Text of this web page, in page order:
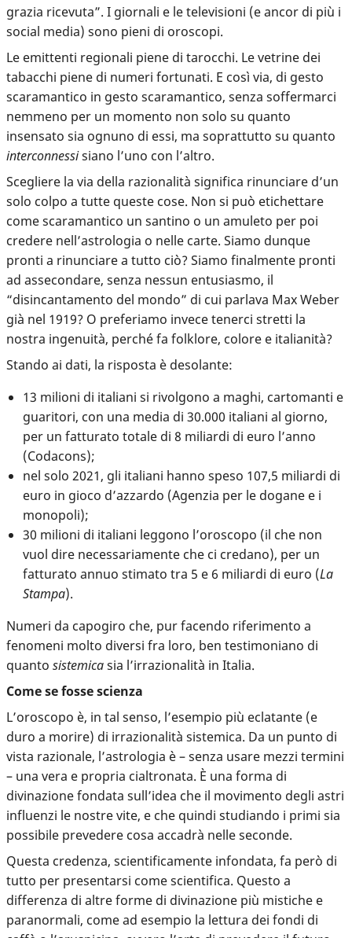
grazia ricevuta”. I giornali e le televisioni (e ancor di più i
social media) sono pieni di oroscopi.
Le emittenti regionali piene di tarocchi. Le vetrine dei
tabacchi piene di numeri fortunati. E così via, di gesto
scaramantico in gesto scaramantico, senza soffermarci
nemmeno per un momento non solo su quanto
insensato sia ognuno di essi, ma soprattutto su quanto
interconnessisiano l’uno con l’altro.
Scegliere la via della razionalità significa rinunciare d’un
solo colpo a tutte queste cose. Non si può etichettare
come scaramantico un santino o un amuleto per poi
credere nell’astrologia o nelle carte. Siamo dunque
pronti a rinunciare a tutto ciò? Siamo finalmente pronti
ad assecondare, senza nessun entusiasmo, il
“disincantamento del mondo” di cui parlava Max Weber
già nel 1919? O preferiamo invece tenerci stretti la
nostra ingenuità, perché fa folklore, colore e italianità?
Stando ai dati, la risposta è desolante:
13 milioni di italiani si rivolgono a maghi, cartomanti e
guaritori, con una media di 30.000 italiani al giorno,
per un fatturato totale di 8 miliardi di euro l’anno
(Codacons);
nel solo 2021, gli italiani hanno speso 107,5 miliardi di
euro in gioco d’azzardo (Agenzia per le dogane e i
monopoli);
30 milioni di italiani leggono l’oroscopo (il che non
vuol dire necessariamente che ci credano), per un
fatturato annuo stimato tra 5 e 6 miliardi di euro (La
Stampa).
Numeri da capogiro che, pur facendo riferimento a
fenomeni molto diversi fra loro, ben testimoniano di
quanto sistemicasia l’irrazionalità in Italia.
Come se fosse scienza
L’oroscopo è, in tal senso, l’esempio più eclatante (e
duro a morire) di irrazionalità sistemica. Da un punto di
vista razionale, l’astrologia è – senza usare mezzi termini
– una vera e propria cialtronata. È una forma di
divinazione fondata sull’idea che il movimento degli astri
influenzi le nostre vite, e che quindi studiando i primi sia
possibile prevedere cosa accadrà nelle seconde.
Questa credenza, scientificamente infondata, fa però di
tutto per presentarsi come scientifica. Questo a
differenza di altre forme di divinazione più mistiche e
paranormali, come ad esempio la lettura dei fondi di